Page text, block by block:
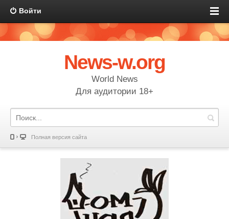
Войти
News-w.org
World News
Для аудитории 18+
Полная версия сайта